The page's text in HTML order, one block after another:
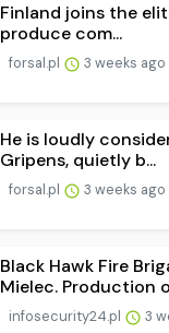
Finland joins the
produce com...
forsal.pl 3 weeks ago
He is loudly
Gripens, quietly b...
forsal.pl 3 weeks ago
Black Hawk Fire
Mielec. Production
infosecurity24.pl 3